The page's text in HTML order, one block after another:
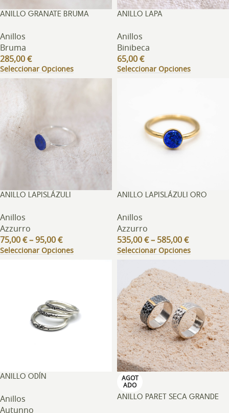
ANILLO GRANATE BRUMA
Anillos
Bruma
285,00€
Seleccionar Opciones
ANILLO LAPA
Anillos
Binibeca
65,00€
Seleccionar Opciones
ANILLO LAPISLÁZULI
Anillos
Azzurro
75,00€–95,00€
Seleccionar Opciones
ANILLO LAPISLÁZULI ORO
Anillos
Azzurro
535,00€– 585,00€
Seleccionar Opciones
ANILLO ODÍN
Anillos
Autunno
AGOT
ADO
ANILLO PARET SECA GRANDE